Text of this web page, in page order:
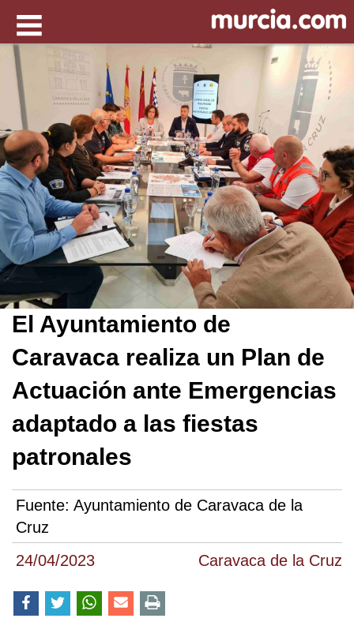
24/04/2023 Caravaca de la Cruz
El Ayuntamiento de
Caravaca realiza un Plan de
Actuación ante Emergencias
adaptado a las fiestas
patronales
Fuente: Ayuntamiento de Caravaca de la
Cruz